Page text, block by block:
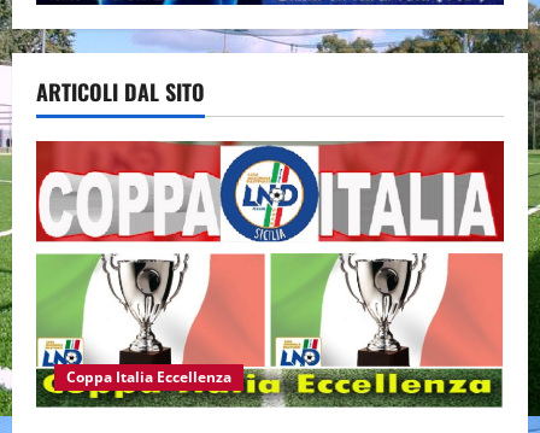
ARTICOLI DAL SITO
Coppa Italia Eccellenza